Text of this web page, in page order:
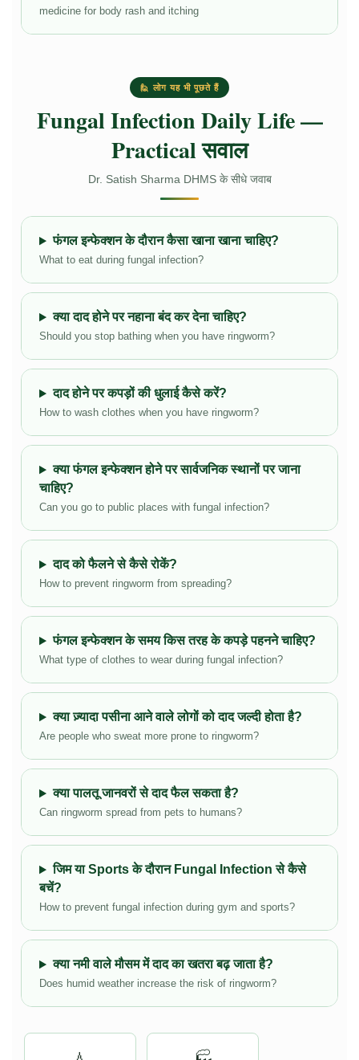
medicine for body rash and itching
🙋 लोग यह भी पूछते हैं
Fungal Infection Daily Life —
Practical सवाल
Dr. Satish Sharma DHMS के सीधे जवाब
फंगल इन्फेक्शन के दौरान कैसा खाना खाना चाहिए?
What to eat during fungal infection?
क्या दाद होने पर नहाना बंद कर देना चाहिए?
Should you stop bathing when you have ringworm?
दाद होने पर कपड़ों की धुलाई कैसे करें?
How to wash clothes when you have ringworm?
क्या फंगल इन्फेक्शन होने पर सार्वजनिक स्थानों पर जाना
चाहिए?
Can you go to public places with fungal infection?
दाद को फैलने से कैसे रोकें?
How to prevent ringworm from spreading?
फंगल इन्फेक्शन के समय किस तरह के कपड़े पहनने चाहिए?
What type of clothes to wear during fungal infection?
क्या ज़्यादा पसीना आने वाले लोगों को दाद जल्दी होता है?
Are people who sweat more prone to ringworm?
क्या पालतू जानवरों से दाद फैल सकता है?
Can ringworm spread from pets to humans?
जिम या Sports के दौरान Fungal Infection से कैसे
बचें?
How to prevent fungal infection during gym and sports?
क्या नमी वाले मौसम में दाद का खतरा बढ़ जाता है?
Does humid weather increase the risk of ringworm?